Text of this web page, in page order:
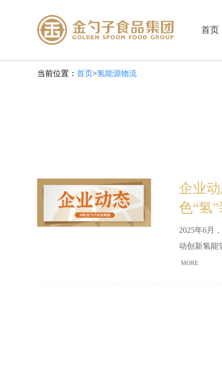
首页
当前位置： 首页>氢能源物流
企业
色“氢
2025年6月
动创新氢能
生态环境
MORE